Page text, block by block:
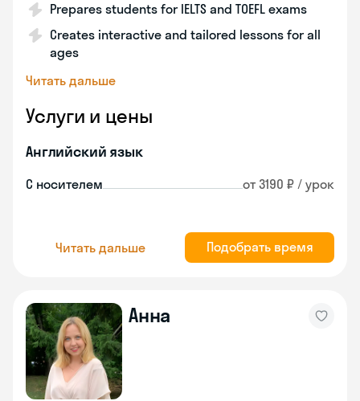
Prepares students for IELTS and TOEFL exams
Creates interactive and tailored lessons for all
ages
Читать дальше
Услуги и цены
Английский язык
С носителем от 3190 ₽ / урок
Читать дальше Подобрать время
Анна